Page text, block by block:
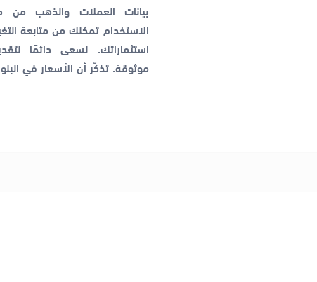
بيانات العملات والذهب من
الاستخدام تمكنك من متابعة
استثماراتك. نسعى دائمًا
موثوقة. تذكّر أن الأسعار في